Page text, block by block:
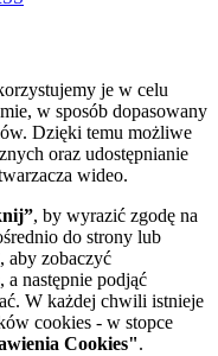
je w celu
w sposób dopasowany
Dzięki temu możliwe
oraz udostępnianie
wideo.
, by wyrazić zgodę na
do strony lub
, aby zobaczyć
następnie podjąć
W każdej chwili istnieje
cookies - w stopce
Cookies".